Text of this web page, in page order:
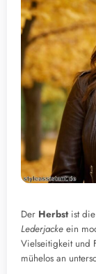
Der Herbstist die
Lederjacke ein
Vielseitigkeit und
mühelos an